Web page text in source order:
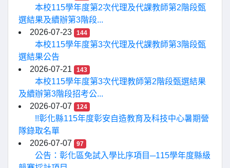
本校115學年度第2次代理及代課教師第2階段甄
選結果及續辦第3階段...
2026-07-23
144
本校115學年度第3次代理及代課教師第3階段甄
選結果公告
2026-07-21
143
本校115學年度第3次代理教師第2階段甄選結果
及續辦第3階段招考公...
2026-07-07
124
!!彰化縣115年度彰安自造教育及科技中心暑期營
隊錄取名單
2026-07-07
97
公告：彰化區免試入學比序項目─115學年度縣級